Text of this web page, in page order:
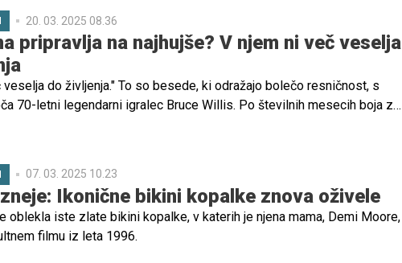
20. 03. 2025 08.36
pripravlja na najhujše? V njem ni več veselja
veselja do življenja." To so besede, ki odražajo bolečo resničnost, s
70-letni legendarni igralec Bruce Willis. Po številnih mesecih boja z
07. 03. 2025 10.23
Ikonične bikini kopalke znova oživele
oblekla iste zlate bikini kopalke, v katerih je njena mama, Demi Moore,
filmu iz leta 1996.